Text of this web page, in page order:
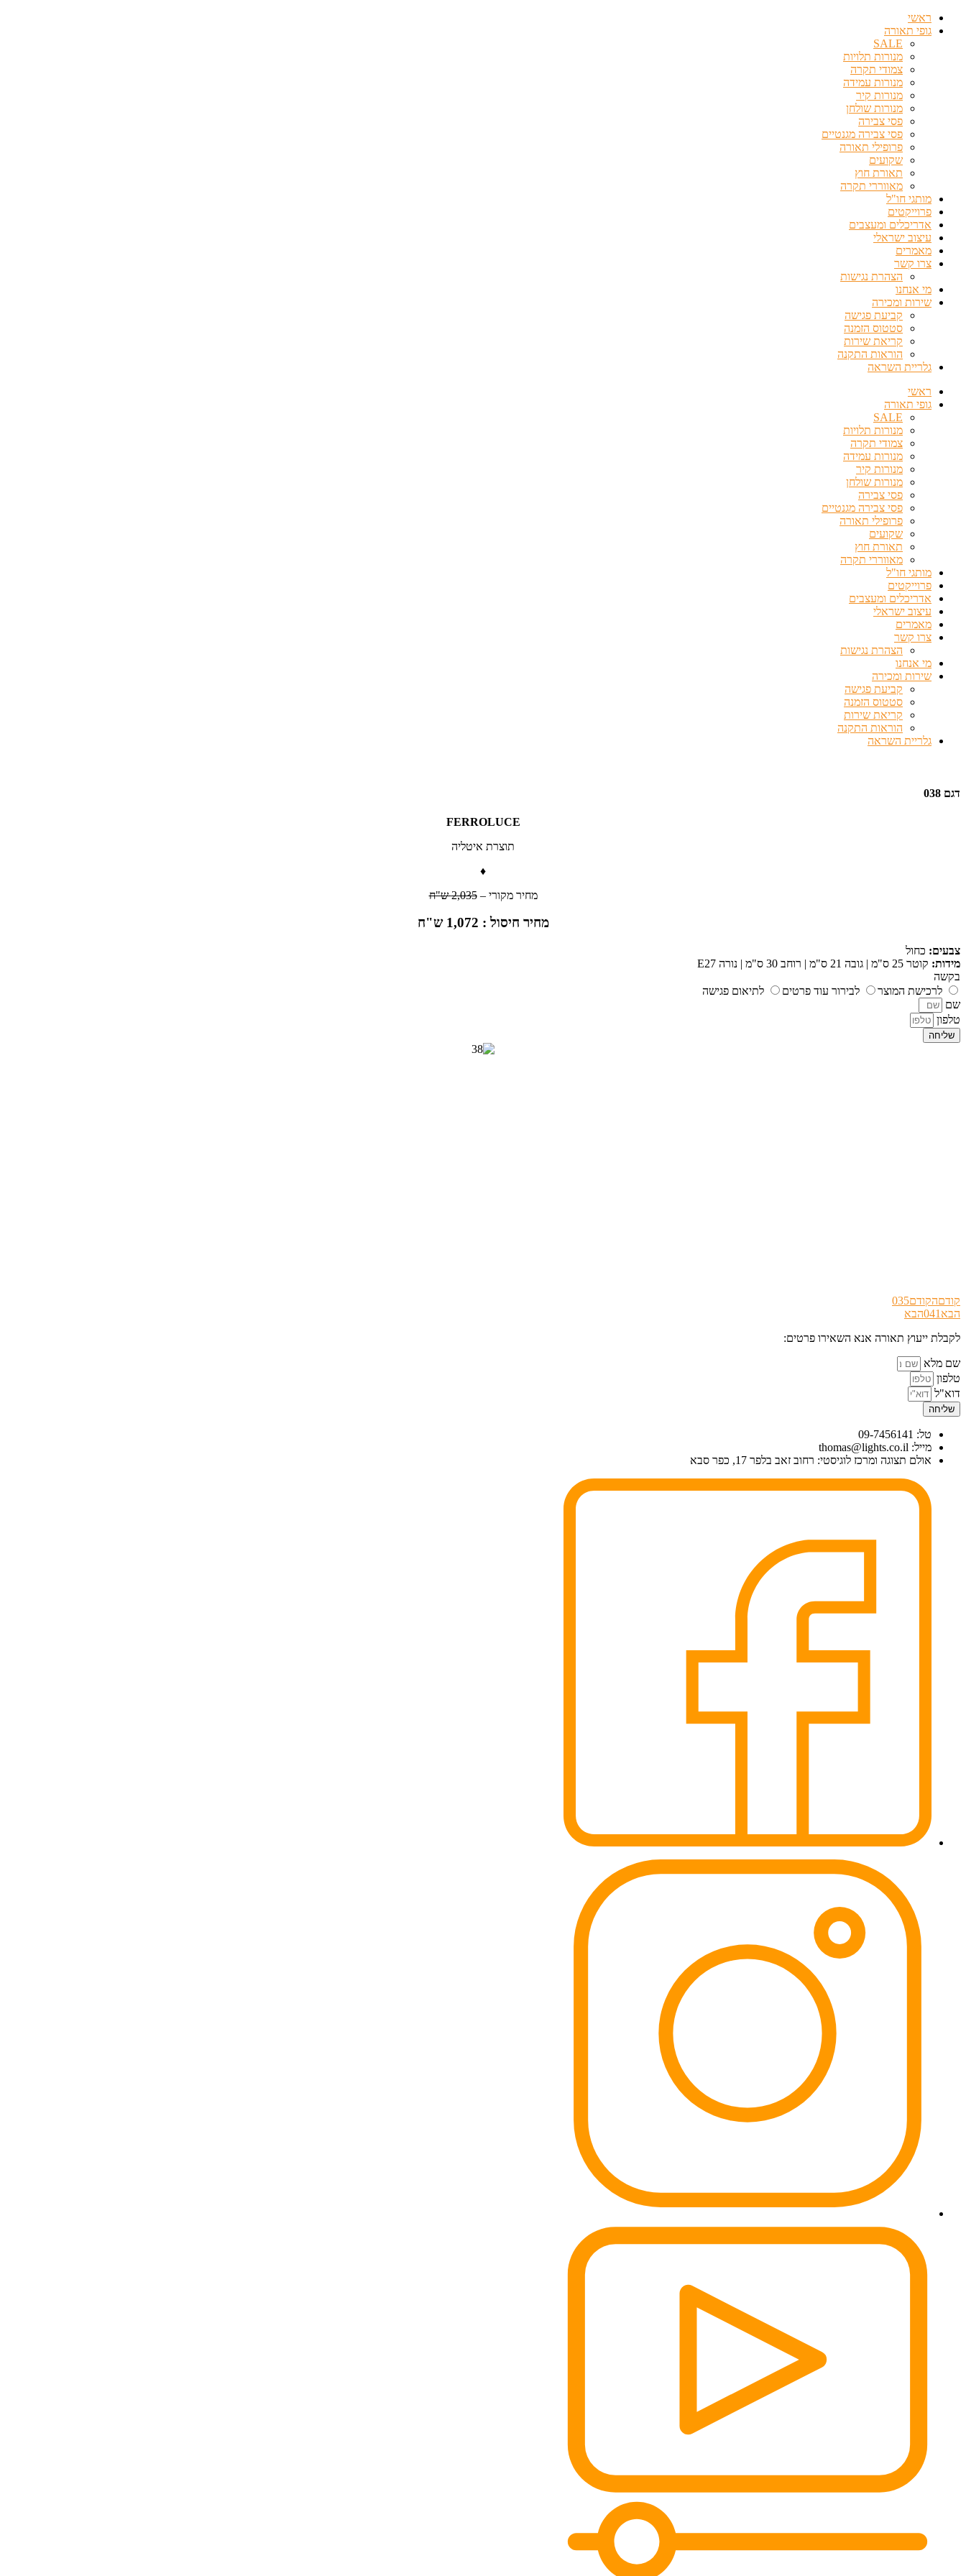
לתוכן
ראשי
גופי תאורה
SALE
מנורות תלויות
צמודי תקרה
מנורות עמידה
מנורות קיר
מנורות שולחן
פסי צבירה
פסי צבירה מגנטיים
פרופילי תאורה
שקועים
תאורת חוץ
מאווררי תקרה
מותגי חו"ל
פרוייקטים
אדריכלים ומעצבים
עיצוב ישראלי
מאמרים
צרו קשר
הצהרת נגישות
מי אנחנו
שירות ומכירה
קביעת פגישה
סטטוס הזמנה
קריאת שירות
הוראות התקנה
גלריית השראה
ראשי
גופי תאורה
SALE
מנורות תלויות
צמודי תקרה
מנורות עמידה
מנורות קיר
מנורות שולחן
פסי צבירה
פסי צבירה מגנטיים
פרופילי תאורה
שקועים
תאורת חוץ
מאווררי תקרה
מותגי חו"ל
פרוייקטים
אדריכלים ומעצבים
עיצוב ישראלי
מאמרים
צרו קשר
הצהרת נגישות
מי אנחנו
שירות ומכירה
קביעת פגישה
סטטוס הזמנה
קריאת שירות
הוראות התקנה
גלריית השראה
דגם 038
FERROLUCE
תוצרת איטליה
♦
מחיר מקורי –2,035 ש"ח
מחיר חיסול : 1,072 ש"ח
צבעים: כחול
מידות: קוטר 25 ס"מ | גובה 21 ס"מ | רוחב 30 ס"מ | נורה E27
בקשה
לרכישת המוצר
לבירור עוד פרטים
לתיאום פגישה
שם
טלפון
שליחה
קודםהקודם035
הבא 041הבא
לקבלת ייעוץ תאורה אנא השאירו פרטים:
שם מלא
טלפון
דוא"ל
שליחה
טל: 09-7456141
מייל: thomas@lights.co.il‬
אולם תצוגה ומרכז לוגיסטי: רחוב זאב בלפר 17, כפר סבא